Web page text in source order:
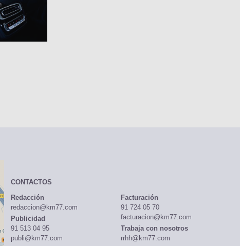
CONTACTOS
Redacción
redaccion@km77.com
Publicidad
91 513 04 95
publi@km77.com
Facturación
91 724 05 70
facturacion@km77.com
Trabaja con nosotros
rrhh@km77.com